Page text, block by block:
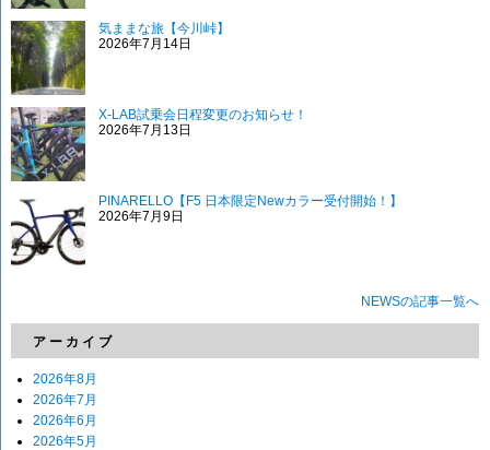
気ままな旅【今川峠】
2026年7月14日
X-LAB試乗会日程変更のお知らせ！
2026年7月13日
PINARELLO【F5 日本限定Newカラー受付開始！】
2026年7月9日
NEWSの記事一覧へ
アーカイブ
2026年8月
2026年7月
2026年6月
2026年5月